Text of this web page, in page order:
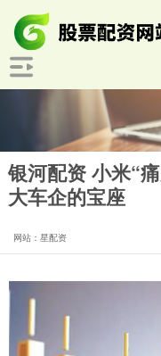
银河配资 小米“
大车企的宝座
网站：星配资